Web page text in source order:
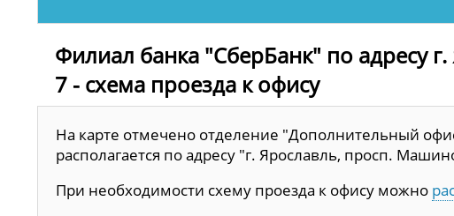
Филиал банка "СберБанк" по адресу
7 - схема проезда к офису
На карте отмечено отделение "Дополнительный
располагается по адресу "г. Ярославль, просп.
При необходимости схему проезда к офису можно